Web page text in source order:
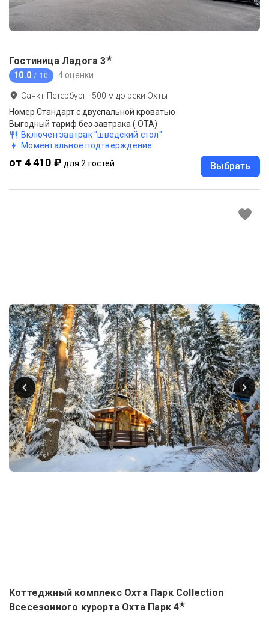
Гостиница Ладога 3★
10.0 / 10 4 оценки
Санкт-Петербург · 500 м до реки Охты
Номер Стандарт с двуспальной кроватью
Выгодный тариф без завтрака ( OTA)
Включен завтрак "шведский стол"
Моментальное подтверждение
от 4 410 ₽ для 2 гостей Выбрать
Коттеджный комплекс Охта Парк Collection
Всесезонного курорта Охта Парк 4★